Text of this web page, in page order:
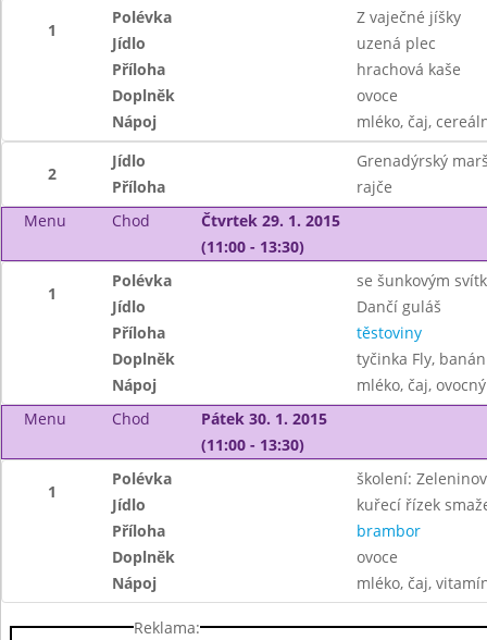
1
Polévka
Z vaječné jíšky
Jídlo
uzená plec
Příloha
hrachová kaše
Doplněk
ovoce
Nápoj
mléko, čaj,
2
Jídlo
Grenadýrský
Příloha
rajče
Menu
Chod
Čtvrtek 29. 1. 2015
(11:00 - 13:30)
1
Polévka
se šunkovým
Jídlo
Dančí guláš
Příloha
těstoviny
Doplněk
tyčinka Fly, banán
Nápoj
mléko, čaj,
Menu
Chod
Pátek 30. 1. 2015
(11:00 - 13:30)
1
Polévka
školení:
Jídlo
kuřecí řízek
Příloha
brambor
Doplněk
ovoce
Nápoj
mléko, čaj,
Reklama: